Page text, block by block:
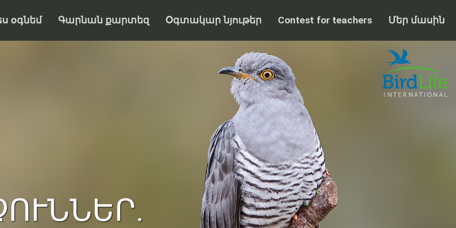
օգնեմ Գարնան քարտեզ Օգտակար նյութեր Contest for teachers Մեր մասին